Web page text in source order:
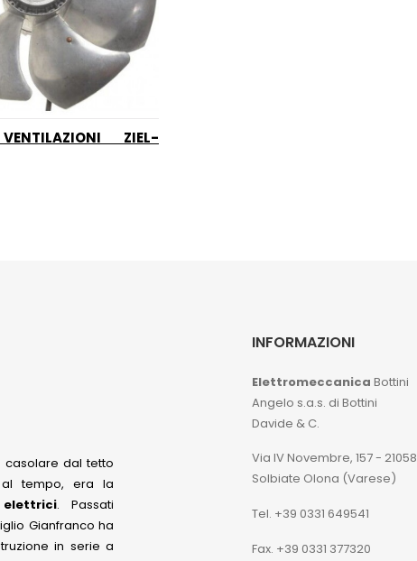
ZIEL-
casolare dal tetto
al tempo, era la
. Passati
Gianfranco ha
in serie a
INFORMAZIONI
Elettromeccanica Bottini
Angelo s.a.s. di Bottini
Davide & C.
Via IV Novembre, 157 - 21058
Solbiate Olona (Varese)
Tel. +39 0331 649541
Fax. +39 0331 377320